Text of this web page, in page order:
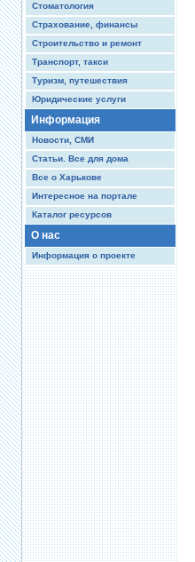
Стоматология
Страхование, финансы
Строительство и ремонт
Транспорт, такси
Туризм, путешествия
Юридические услуги
Информация
Новости, СМИ
Статьи. Все для дома
Все о Харькове
Интересное на портале
Каталог ресурсов
О нас
Информация о проекте